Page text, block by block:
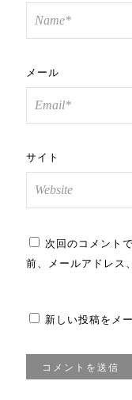
メール
サイト
次回のコメント
前、メールアドレス
新しい投稿をメ